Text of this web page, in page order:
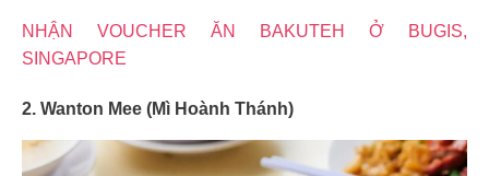
NHẬN VOUCHER ĂN BAKUTEH Ở BUGIS,
SINGAPORE
2. Wanton Mee (Mì Hoành Thánh)